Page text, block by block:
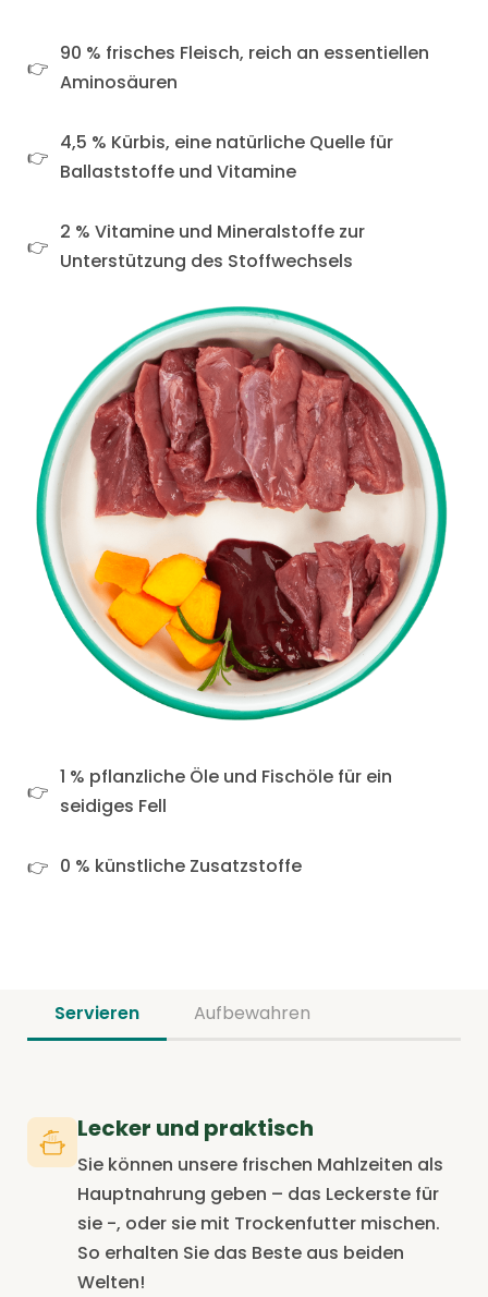
90 % frisches Fleisch, reich an essentiellen
Aminosäuren
4,5 % Kürbis, eine natürliche Quelle für
Ballaststoffe und Vitamine
2 % Vitamine und Mineralstoffe zur
Unterstützung des Stoffwechsels
1 % pflanzliche Öle und Fischöle für ein
seidiges Fell
0 % künstliche Zusatzstoffe
Servieren Aufbewahren
Lecker und praktisch
Sie können unsere frischen Mahlzeiten als
Hauptnahrung geben – das Leckerste für
sie -, oder sie mit Trockenfutter mischen.
So erhalten Sie das Beste aus beiden
Welten!